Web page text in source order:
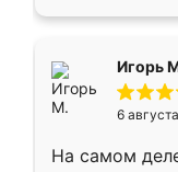
Игорь
6
На самом